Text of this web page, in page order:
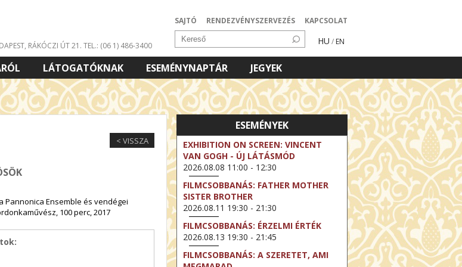
SAJTÓ RENDEZVÉNYSZERVEZÉS KAPCSOLAT
HU / EN
RÁKÓCZI ÚT 21. TEL.: (06 1) 486-3400
LÁTOGATÓKNAK ESEMÉNYNAPTÁR
JEGYEK
< VISSZA
Pannonica Ensemble és vendégei
100 perc, 2017
ESEMÉNYEK
EXHIBITION ON SCREEN: VINCENT
VAN GOGH - ÚJ LÁTÁSMÓD
2026.08.08 11:00 - 12:30
FILMCSOBBANÁS: FATHER MOTHER
SISTER BROTHER
2026.08.11 19:30 - 21:30
FILMCSOBBANÁS: ÉRZELMI ÉRTÉK
2026.08.13 19:30 - 21:45
FILMCSOBBANÁS: A SZERETET, AMI